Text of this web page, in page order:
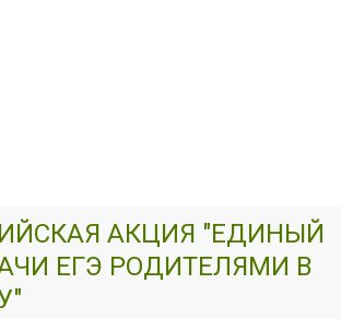
АКЦИЯ "ЕДИНЫЙ
ЕГЭ РОДИТЕЛЯМИ В